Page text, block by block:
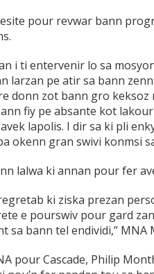
pour revwar bann
i ti entervenir lo sa
larzan pe atir sa bann
donn zot bann gro
fiy pe absante kot
lapolis. I dir sa ki pli
okenn gran swivi konmsi
lalwa ki annan pour fer
ki ziska prezan
e pourswiv pour gard
sa bann tel endividi,” MNA
pour Cascade, Philip